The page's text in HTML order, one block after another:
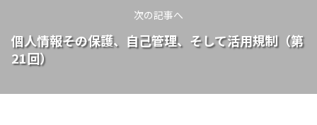
次の記事へ
個人情報――その保護、自己管理、そして活用規制（第
21回）